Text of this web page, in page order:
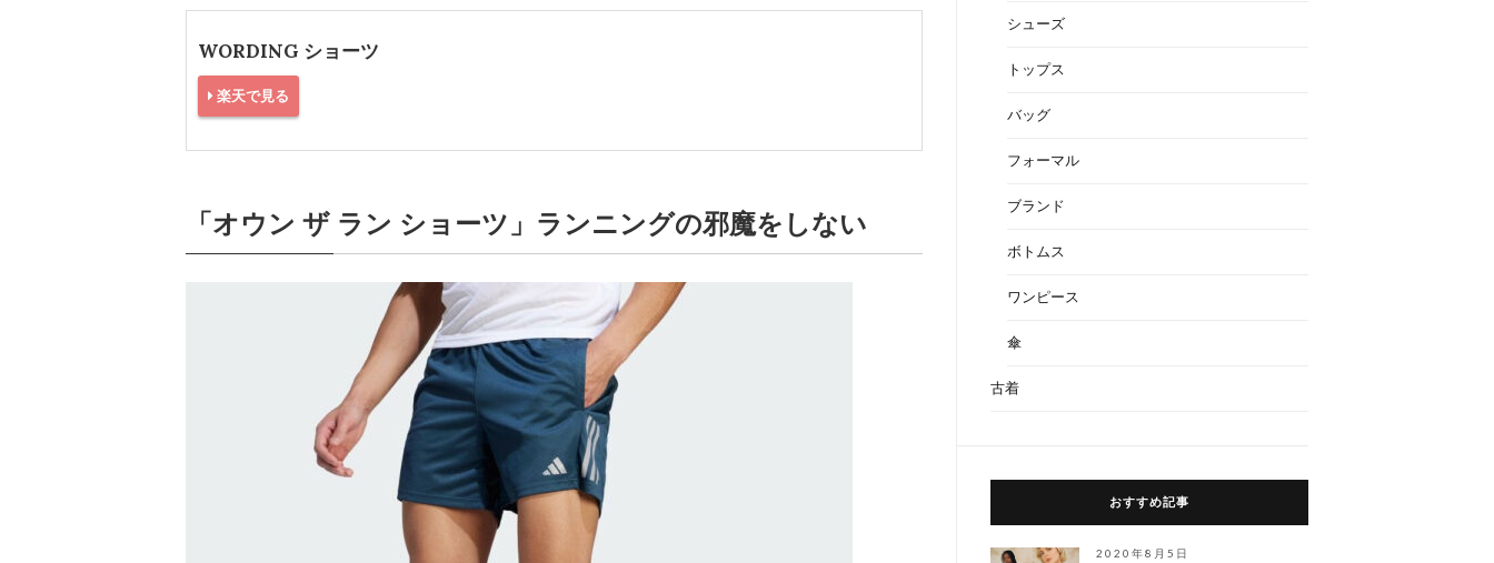
WORDING ショーツ
楽天で見る
「オウン ザ ラン ショーツ」ランニングの邪魔をしない
シューズ
トップス
バッグ
フォーマル
ブランド
ボトムス
ワンピース
傘
古着
おすすめ記事
2020年8月5日